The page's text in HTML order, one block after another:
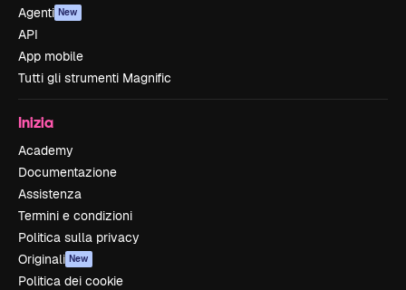
Agenti New
API
App mobile
Tutti gli strumenti Magnific
Inizia
Academy
Documentazione
Assistenza
Termini e condizioni
Politica sulla privacy
Originali New
Politica dei cookie